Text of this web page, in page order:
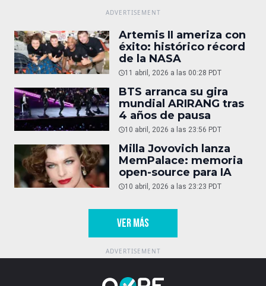
Artemis II ameriza con
éxito: histórico récord
de la NASA
11 abril, 2026 a las 00:28 PDT
BTS arranca su gira
mundial ARIRANG tras
4 años de pausa
10 abril, 2026 a las 23:56 PDT
Milla Jovovich lanza
MemPalace: memoria
open-source para IA
10 abril, 2026 a las 23:23 PDT
VER MÁS